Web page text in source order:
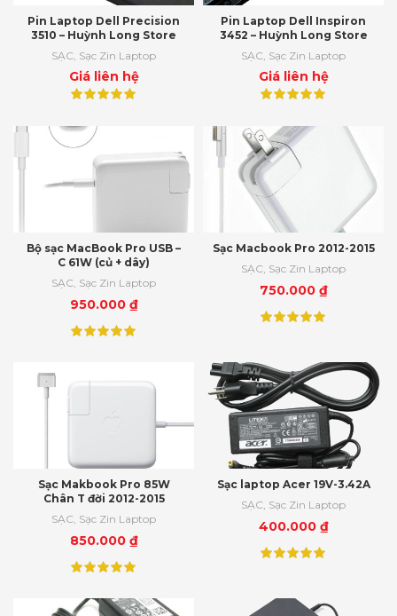
Pin Laptop Dell Precision
3510 – Huỳnh Long Store
SẠC, Sạc Zin Laptop
Giá liên hệ
Pin Laptop Dell Inspiron
3452 – Huỳnh Long Store
SẠC, Sạc Zin Laptop
Giá liên hệ
Bộ sạc MacBook Pro USB –
C 61W (củ + dây)
SẠC, Sạc Zin Laptop
950.000 ₫
Sạc Macbook Pro 2012-2015
SẠC, Sạc Zin Laptop
750.000 ₫
Sạc Makbook Pro 85W
Chân T đời 2012-2015
SẠC, Sạc Zin Laptop
850.000 ₫
Sạc laptop Acer 19V-3.42A
SẠC, Sạc Zin Laptop
400.000 ₫